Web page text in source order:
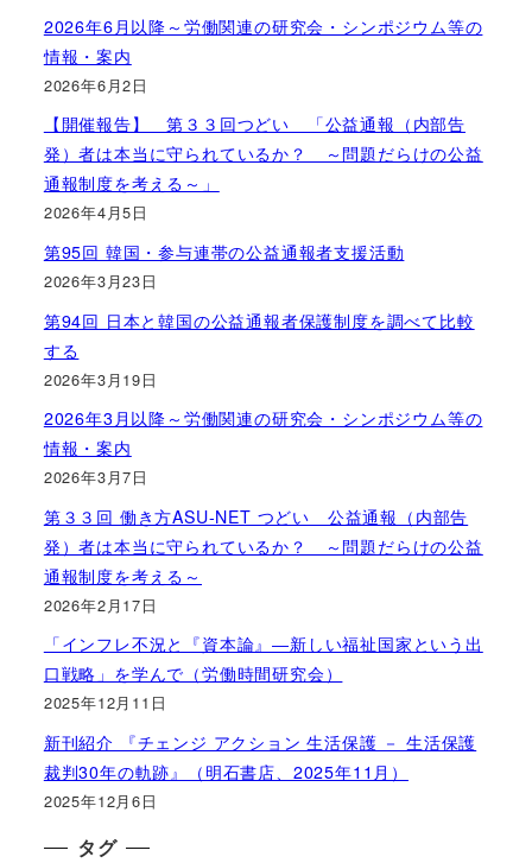
2026年6月以降～労働関連の研究会・シンポジウム等の
情報・案内
2026年6月2日
【開催報告】 第３３回つどい 「公益通報（内部告
発）者は本当に守られているか？ ～問題だらけの公益
通報制度を考える～」
2026年4月5日
第95回 韓国・参与連帯の公益通報者支援活動
2026年3月23日
第94回 日本と韓国の公益通報者保護制度を調べて比較
する
2026年3月19日
2026年3月以降～労働関連の研究会・シンポジウム等の
情報・案内
2026年3月7日
第３３回 働き方ASU-NET つどい 公益通報（内部告
発）者は本当に守られているか？ ～問題だらけの公益
通報制度を考える～
2026年2月17日
「インフレ不況と『資本論』―新しい福祉国家という出
口戦略」を学んで（労働時間研究会）
2025年12月11日
新刊紹介 『チェンジ アクション 生活保護 － 生活保護
裁判30年の軌跡』（明石書店、2025年11月）
2025年12月6日
タグ